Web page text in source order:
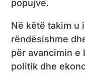
popujve.
Në këtë takim u
rëndësishme
për avancimin e
politik dhe